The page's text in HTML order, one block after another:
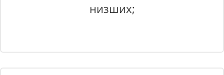
низших;